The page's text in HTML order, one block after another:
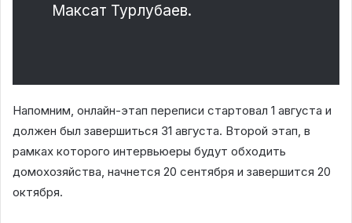
Максат Турлубаев.
Напомним, онлайн-этап переписи стартовал 1 августа и
должен был завершиться 31 августа. Второй этап, в
рамках которого интервьюеры будут обходить
домохозяйства, начнется 20 сентября и завершится 20
октября.